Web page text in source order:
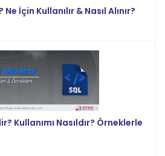
İçin Kullanılır & Nasıl Alınır?
Kullanımı Nasıldır? Örneklerle